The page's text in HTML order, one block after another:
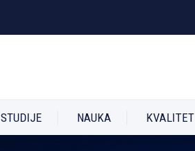
STUDIJE NAUKA KVALITET